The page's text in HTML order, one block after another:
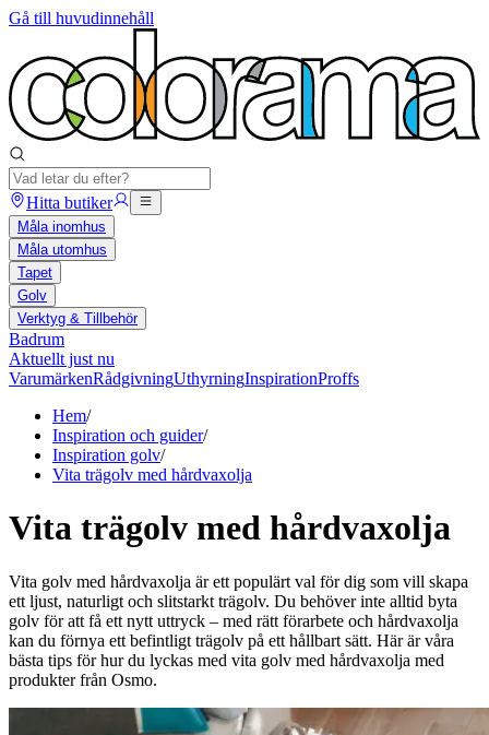
Gå till huvudinnehåll
Hitta butiker
Måla inomhus
Måla utomhus
Tapet
Golv
Verktyg & Tillbehör
Badrum
Aktuellt just nu
VarumärkenRådgivningUthyrningInspirationProffs
Hem/
Inspiration och guider/
Inspiration golv/
Vita trägolv med hårdvaxolja
Vita trägolv med hårdvaxolja
Vita golv med hårdvaxolja är ett populärt val för dig som vill skapa
ett ljust, naturligt och slitstarkt trägolv. Du behöver inte alltid byta
golv för att få ett nytt uttryck – med rätt förarbete och hårdvaxolja
kan du förnya ett befintligt trägolv på ett hållbart sätt. Här är våra
bästa tips för hur du lyckas med vita golv med hårdvaxolja med
produkter från Osmo.